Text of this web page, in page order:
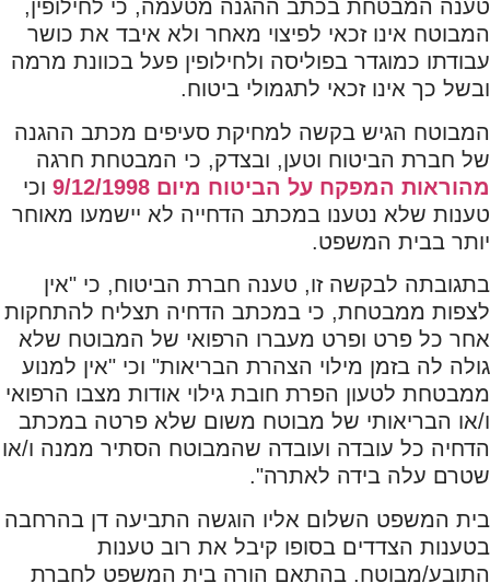
טענה המבטחת בכתב ההגנה מטעמה, כי לחילופין,
המבוטח אינו זכאי לפיצוי מאחר ולא איבד את כושר
עבודתו כמוגדר בפוליסה ולחילופין פעל בכוונת מרמה
ובשל כך אינו זכאי לתגמולי ביטוח.
המבוטח הגיש בקשה למחיקת סעיפים מכתב ההגנה
של חברת הביטוח וטען, ובצדק, כי המבטחת חרגה
מהוראות המפקח על הביטוח מיום 9/12/1998
וכי
טענות שלא נטענו במכתב הדחייה לא יישמעו מאוחר
יותר בבית המשפט.
בתגובתה לבקשה זו, טענה חברת הביטוח, כי "אין
לצפות ממבטחת, כי במכתב הדחיה תצליח להתחקות
אחר כל פרט ופרט מעברו הרפואי של המבוטח שלא
גולה לה בזמן מילוי הצהרת הבריאות" וכי "אין למנוע
ממבטחת לטעון הפרת חובת גילוי אודות מצבו הרפואי
ו/או הבריאותי של מבוטח משום שלא פרטה במכתב
הדחיה כל עובדה ועובדה שהמבוטח הסתיר ממנה ו/או
שטרם עלה בידה לאתרה".
בית המשפט השלום אליו הוגשה התביעה דן בהרחבה
בטענות הצדדים בסופו קיבל את רוב טענות
התובע/מבוטח. בהתאם הורה בית המשפט לחברת